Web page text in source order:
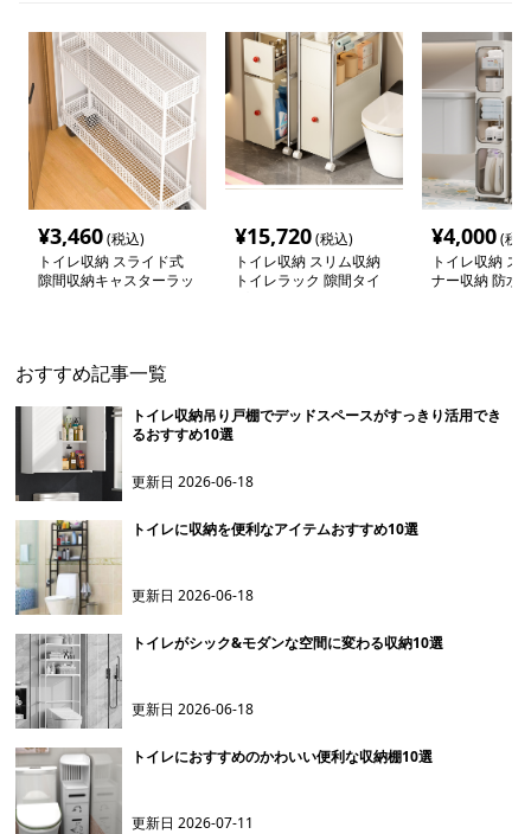
¥3,460(税込)
トイレ収納 スライド式
隙間収納キャスターラッ
¥15,720(税込)
トイレ収納 スリム収納
トイレラック 隙間タイ
¥4,000(税
トイレ収納 ス
ナー収納 防水
おすすめ記事一覧
トイレ収納吊り戸棚でデッドスペースがすっきり活用でき
るおすすめ10選
更新日2026-06-18
トイレに収納を便利なアイテムおすすめ10選
更新日2026-06-18
トイレがシック&モダンな空間に変わる収納10選
更新日2026-06-18
トイレにおすすめのかわいい便利な収納棚10選
更新日2026-07-11